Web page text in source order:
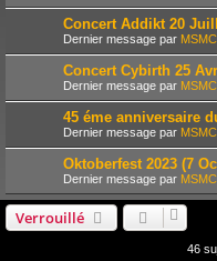
Concert Addikt 20
Dernier message par MSMC
Concert Cybirth 25
Dernier message par MSMC
45 éme anniversaire
Dernier message par MSMC
Oktoberfest 2023 (7
Dernier message par MSMC
Verrouillé
46